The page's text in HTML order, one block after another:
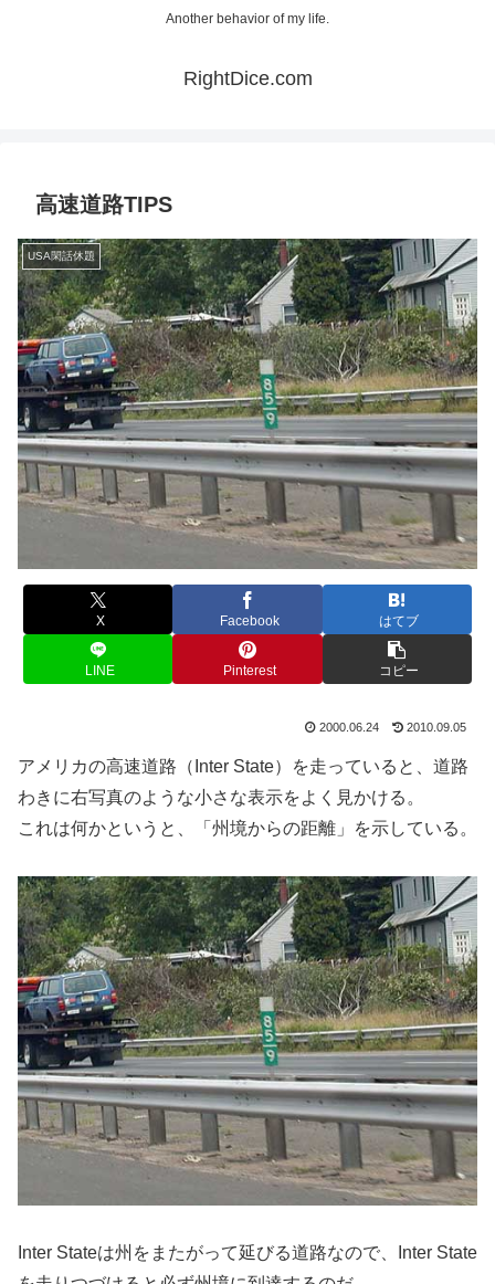
Another behavior of my life.
RightDice.com
高速道路TIPS
USA閑話休題
X Facebook はてブ
LINE Pinterest コピー
2000.06.24 2010.09.05
アメリカの高速道路（Inter State）を走っていると、道路
わきに右写真のような小さな表示をよく見かける。
これは何かというと、「州境からの距離」を示している。
Inter Stateは州をまたがって延びる道路なので、Inter State